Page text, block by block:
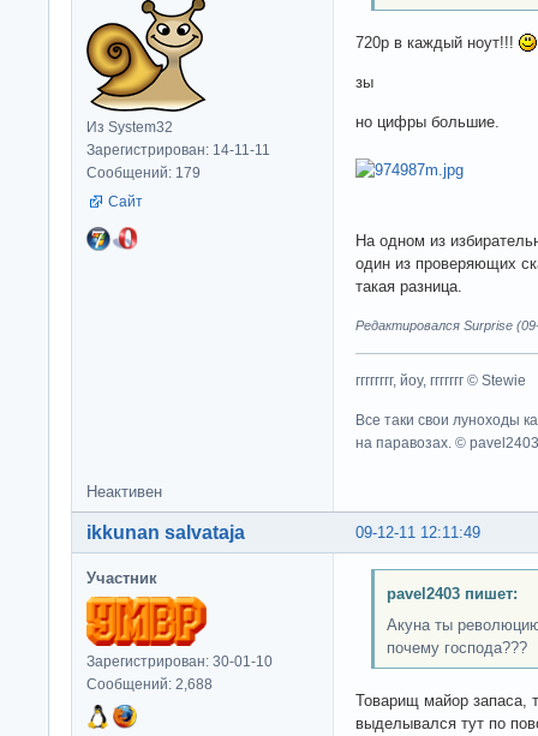
Из System32
Зарегистрирован: 14-11-11
Сообщений: 179
Сайт
720p в каждый ноут!!!
зы
но цифры большие.
На одном из
один из проверяющих
такая разница.
Редактировался Surprise
гггггггг, йоу, ггггггг © Stewie
Все таки свои луноходы
на паравозах. © pavel2403
Неактивен
09-12-11 12:11:49
ikkunan salvataja
Участник
Зарегистрирован: 30-01-10
Сообщений: 2,688
pavel2403 пишет:
Акуна ты
почему господа???
Товарищ майор запаса,
выделывался тут по